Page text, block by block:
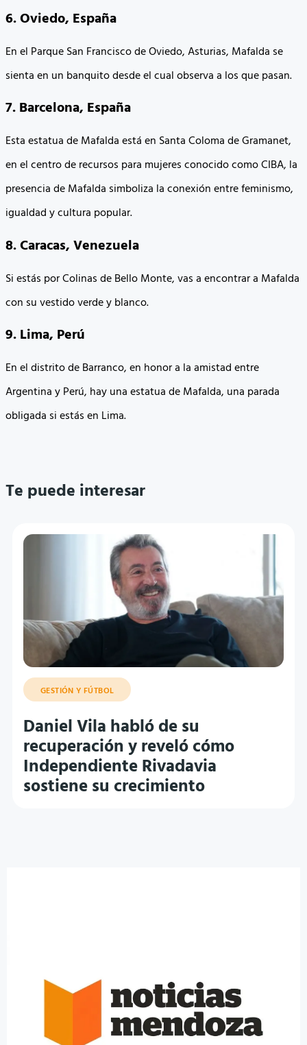
6. Oviedo, España
En el Parque San Francisco de Oviedo, Asturias, Mafalda se
sienta en un banquito desde el cual observa a los que pasan.
7. Barcelona, España
Esta estatua de Mafalda está en Santa Coloma de Gramanet,
en el centro de recursos para mujeres conocido como CIBA, la
presencia de Mafalda simboliza la conexión entre feminismo,
igualdad y cultura popular.
8. Caracas, Venezuela
Si estás por Colinas de Bello Monte, vas a encontrar a Mafalda
con su vestido verde y blanco.
9. Lima, Perú
En el distrito de Barranco, en honor a la amistad entre
Argentina y Perú, hay una estatua de Mafalda, una parada
obligada si estás en Lima.
Te puede interesar
GESTIÓN Y FÚTBOL
Daniel Vila habló de su
recuperación y reveló cómo
Independiente Rivadavia
sostiene su crecimiento